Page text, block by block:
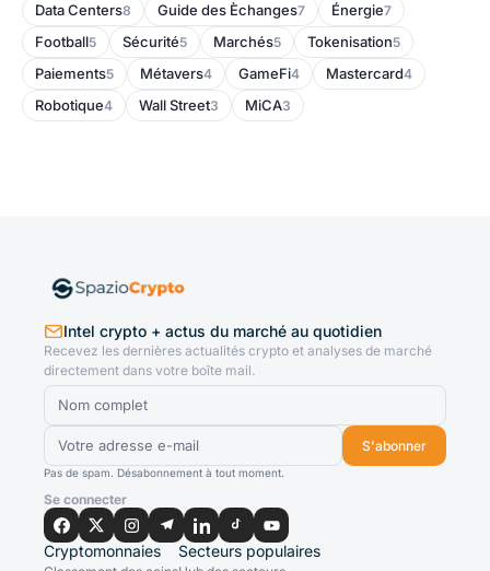
Data Centers8 Guide des Èchanges7 Énergie7
Football5 Sécurité5 Marchés5 Tokenisation5
Paiements5 Métavers4 GameFi4 Mastercard4
Robotique4 Wall Street3 MiCA3
Intel crypto + actus du marché au quotidien
Recevez les dernières actualités crypto et analyses de marché
directement dans votre boîte mail.
S'abonner
Pas de spam. Désabonnement à tout moment.
Se connecter
Cryptomonnaies Secteurs populaires